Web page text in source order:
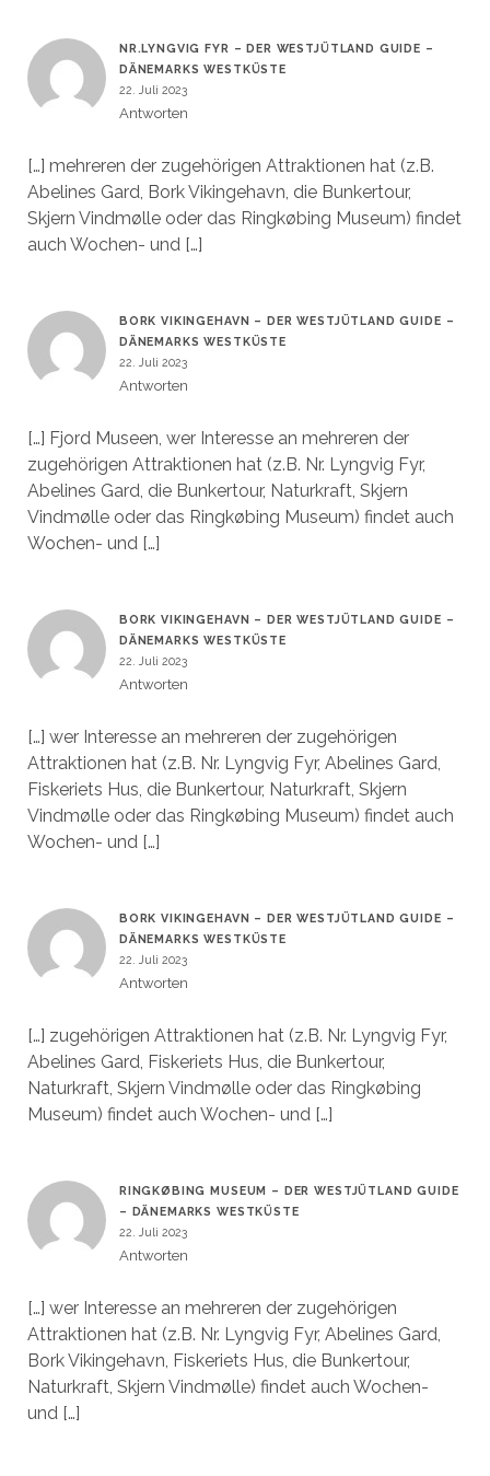
NR.LYNGVIG FYR – DER WESTJÜTLAND GUIDE –
DÄNEMARKS WESTKÜSTE
22. Juli 2023
Antworten
[…] mehreren der zugehörigen Attraktionen hat (z.B.
Abelines Gard, Bork Vikingehavn, die Bunkertour,
Skjern Vindmølle oder das Ringkøbing Museum) findet
auch Wochen- und […]
BORK VIKINGEHAVN – DER WESTJÜTLAND GUIDE –
DÄNEMARKS WESTKÜSTE
22. Juli 2023
Antworten
[…] Fjord Museen, wer Interesse an mehreren der
zugehörigen Attraktionen hat (z.B. Nr. Lyngvig Fyr,
Abelines Gard, die Bunkertour, Naturkraft, Skjern
Vindmølle oder das Ringkøbing Museum) findet auch
Wochen- und […]
BORK VIKINGEHAVN – DER WESTJÜTLAND GUIDE –
DÄNEMARKS WESTKÜSTE
22. Juli 2023
Antworten
[…] wer Interesse an mehreren der zugehörigen
Attraktionen hat (z.B. Nr. Lyngvig Fyr, Abelines Gard,
Fiskeriets Hus, die Bunkertour, Naturkraft, Skjern
Vindmølle oder das Ringkøbing Museum) findet auch
Wochen- und […]
BORK VIKINGEHAVN – DER WESTJÜTLAND GUIDE –
DÄNEMARKS WESTKÜSTE
22. Juli 2023
Antworten
[…] zugehörigen Attraktionen hat (z.B. Nr. Lyngvig Fyr,
Abelines Gard, Fiskeriets Hus, die Bunkertour,
Naturkraft, Skjern Vindmølle oder das Ringkøbing
Museum) findet auch Wochen- und […]
RINGKØBING MUSEUM – DER WESTJÜTLAND GUIDE
– DÄNEMARKS WESTKÜSTE
22. Juli 2023
Antworten
[…] wer Interesse an mehreren der zugehörigen
Attraktionen hat (z.B. Nr. Lyngvig Fyr, Abelines Gard,
Bork Vikingehavn, Fiskeriets Hus, die Bunkertour,
Naturkraft, Skjern Vindmølle) findet auch Wochen-
und […]